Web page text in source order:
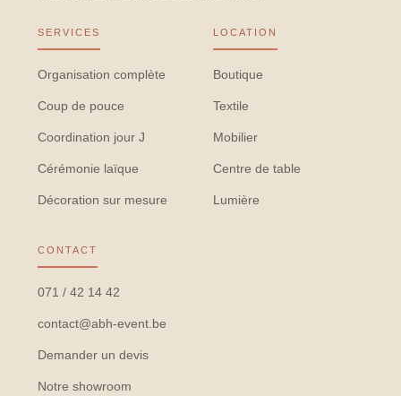
SERVICES
Organisation complète
Coup de pouce
Coordination jour J
Cérémonie laïque
Décoration sur mesure
LOCATION
Boutique
Textile
Mobilier
Centre de table
Lumière
CONTACT
071 / 42 14 42
contact@abh-event.be
Demander un devis
Notre showroom